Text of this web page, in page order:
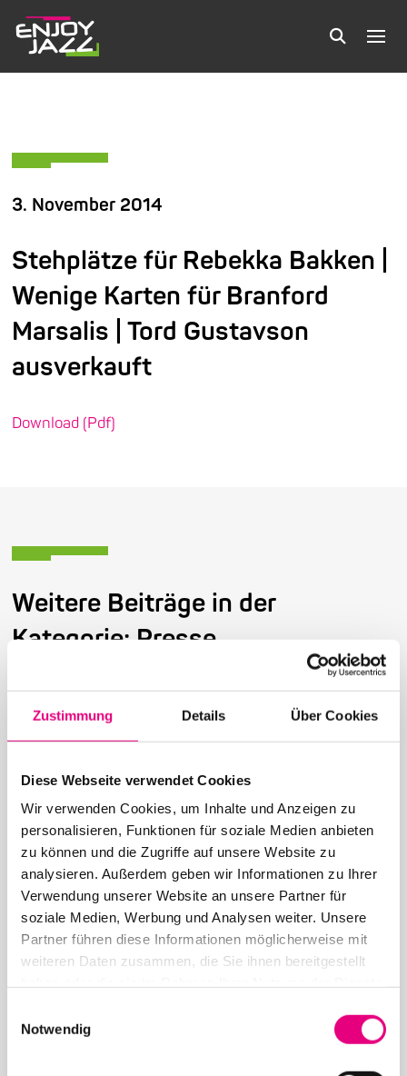
Zustimmung Details Über Cookies
Diese Webseite verwendet Cookies
Wir verwenden Cookies, um Inhalte und Anzeigen zu
personalisieren, Funktionen für soziale Medien anbieten
zu können und die Zugriffe auf unsere Website zu
analysieren. Außerdem geben wir Informationen zu Ihrer
Verwendung unserer Website an unsere Partner für
soziale Medien, Werbung und Analysen weiter. Unsere
Partner führen diese Informationen möglicherweise mit
weiteren Daten zusammen, die Sie ihnen bereitgestellt
Notwendig
3. November 2014
Stehplätze für Rebekka Bakken |
Wenige Karten für Branford
Marsalis | Tord Gustavson
ausverkauft
Download (Pdf)
Weitere Beiträge in der
Kategorie: Presse
28. Enjoy Jazz Festival – Abschluss mit Brad
12. Mai 2026
28. Enjoy Jazz Festival – Eröffnung mit Souad